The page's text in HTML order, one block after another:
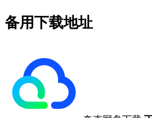
备用下载地址